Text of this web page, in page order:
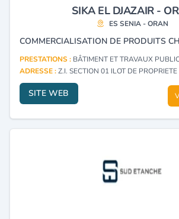
SIKA EL DJAZAIR -
ES SENIA - ORAN
PRESTATIONS : BÂTIMENT ET TRAVAUX PUBLICS : MATÉRIEL ET
ADRESSE :Z.I. SECTION 01 ILOT DE PROPRIETE
SITE WEB